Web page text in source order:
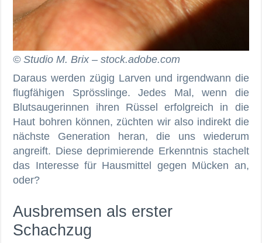
© Studio M. Brix – stock.adobe.com
Daraus werden zügig Larven und irgendwann die
flugfähigen Sprösslinge. Jedes Mal, wenn die
Blutsaugerinnen ihren Rüssel erfolgreich in die
Haut bohren können, züchten wir also indirekt die
nächste Generation heran, die uns wiederum
angreift. Diese deprimierende Erkenntnis stachelt
das Interesse für Hausmittel gegen Mücken an,
oder?
Ausbremsen als erster
Schachzug